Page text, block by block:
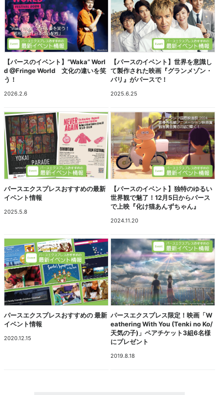
【パースのイベント】”Waka” Worl
d @Fringe World 文化の違いを笑
う！
2026.2.6
【パースのイベント】世界を意識し
て製作された映画『グランメゾン・
パリ』がパースで！
2025.6.25
パースエクスプレスおすすめの最新
イベント情報
2025.5.8
【パースのイベント】独特のゆるい
世界観で魅了！12月5日からパース
で上映『化け猫あんずちゃん』
2024.11.20
パースエクスプレスおすすめの 最新
イベント情報
2020.12.15
パースエクスプレス限定！映画「W
eathering With You (Tenki no Ko/
天気の子)」ペアチケット3組6名様
にプレゼント
2019.8.18